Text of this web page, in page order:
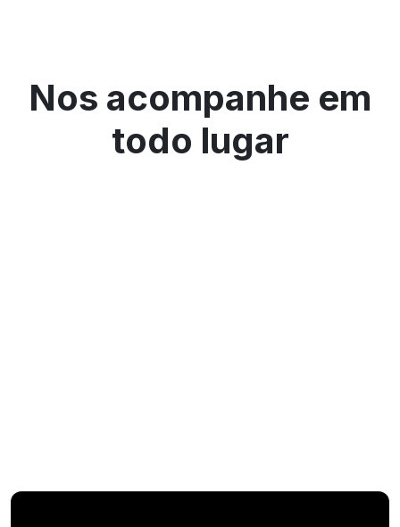
Nos acompanhe em
todo lugar